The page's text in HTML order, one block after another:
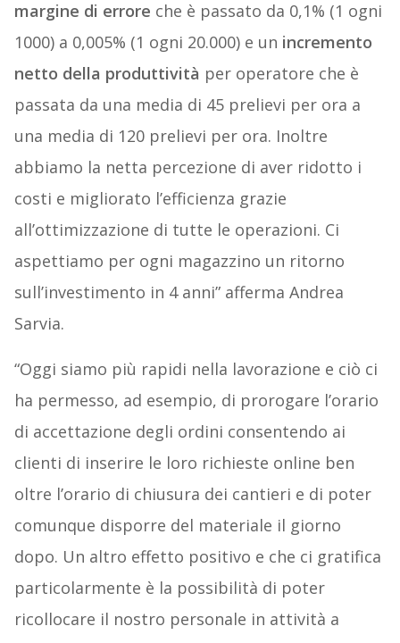
margine di errore che è passato da 0,1% (1 ogni
1000) a 0,005% (1 ogni 20.000) e un incremento
netto della produttività per operatore che è
passata da una media di 45 prelievi per ora a
una media di 120 prelievi per ora. Inoltre
abbiamo la netta percezione di aver ridotto i
costi e migliorato l’efficienza grazie
all’ottimizzazione di tutte le operazioni. Ci
aspettiamo per ogni magazzino un ritorno
sull’investimento in 4 anni” afferma Andrea
Sarvia.
“Oggi siamo più rapidi nella lavorazione e ciò ci
ha permesso, ad esempio, di prorogare l’orario
di accettazione degli ordini consentendo ai
clienti di inserire le loro richieste online ben
oltre l’orario di chiusura dei cantieri e di poter
comunque disporre del materiale il giorno
dopo. Un altro effetto positivo e che ci gratifica
particolarmente è la possibilità di poter
ricollocare il nostro personale in attività a